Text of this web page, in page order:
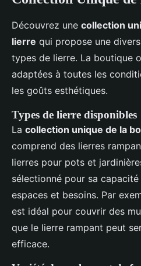
Découvrez une collection
lierre qui propose une
types de lierre. La boutique
adaptées à toutes les
les goûts esthétiques.
Types de lierre disponibles
La collection unique de la
comprend des lierres
lierres pour pots et
sélectionné pour sa
espaces et besoins. Par
est idéal pour couvrir des
que le lierre rampant peut
efficace.